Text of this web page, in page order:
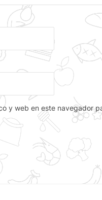
y web en este navegador